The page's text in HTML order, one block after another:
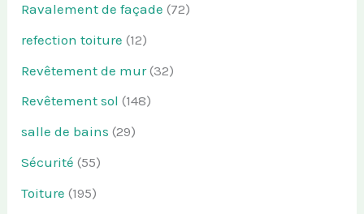
Ravalement de façade (72)
refection toiture (12)
Revêtement de mur(32)
Revêtement sol (148)
salle de bains (29)
Sécurité (55)
Toiture (195)